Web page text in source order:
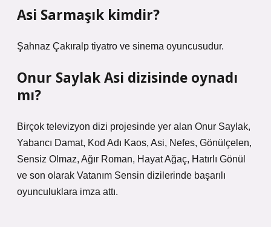
Asi Sarmaşık kimdir?
Şahnaz Çakıralp tiyatro ve sinema oyuncusudur.
Onur Saylak Asi dizisinde oynadı
mı?
Birçok televizyon dizi projesinde yer alan Onur Saylak,
Yabancı Damat, Kod Adı Kaos, Asi, Nefes, Gönülçelen,
Sensiz Olmaz, Ağır Roman, Hayat Ağaç, Hatırlı Gönül
ve son olarak Vatanım Sensin dizilerinde başarılı
oyunculuklara imza attı.